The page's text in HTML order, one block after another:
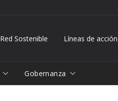
Sostenible Líneas de acción
Gobernanza